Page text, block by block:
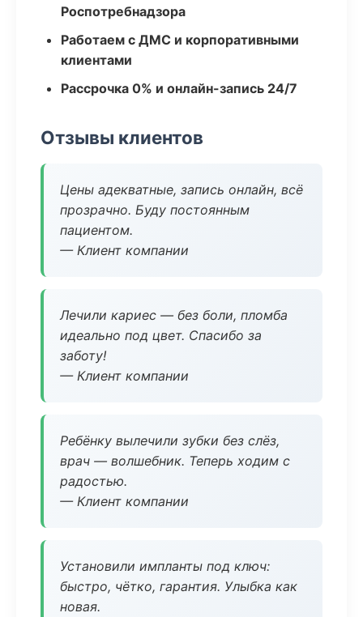
Роспотребнадзора
Работаем с ДМС и корпоративными
клиентами
Рассрочка 0% и онлайн-запись 24/7
Отзывы клиентов
Цены адекватные, запись онлайн, всё
прозрачно. Буду постоянным
пациентом.
— Клиент компании
Лечили кариес — без боли, пломба
идеально под цвет. Спасибо за
заботу!
— Клиент компании
Ребёнку вылечили зубки без слёз,
врач — волшебник. Теперь ходим с
радостью.
— Клиент компании
Установили импланты под ключ:
быстро, чётко, гарантия. Улыбка как
новая.